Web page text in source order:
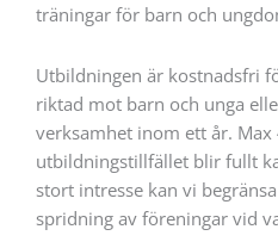
träningar för barn och
Utbildningen är kostnadsfri
riktad mot barn och unga
verksamhet inom ett år.
utbildningstillfället blir fullt
stort intresse kan vi
spridning av föreningar vid